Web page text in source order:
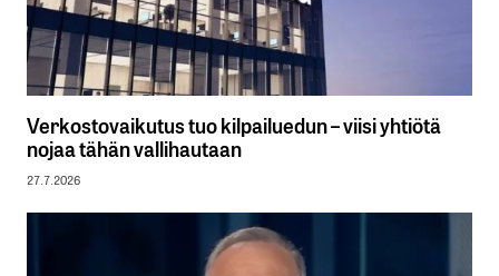
Verkostovaikutus tuo kilpailuedun – viisi yhtiötä
nojaa tähän vallihautaan
27.7.2026